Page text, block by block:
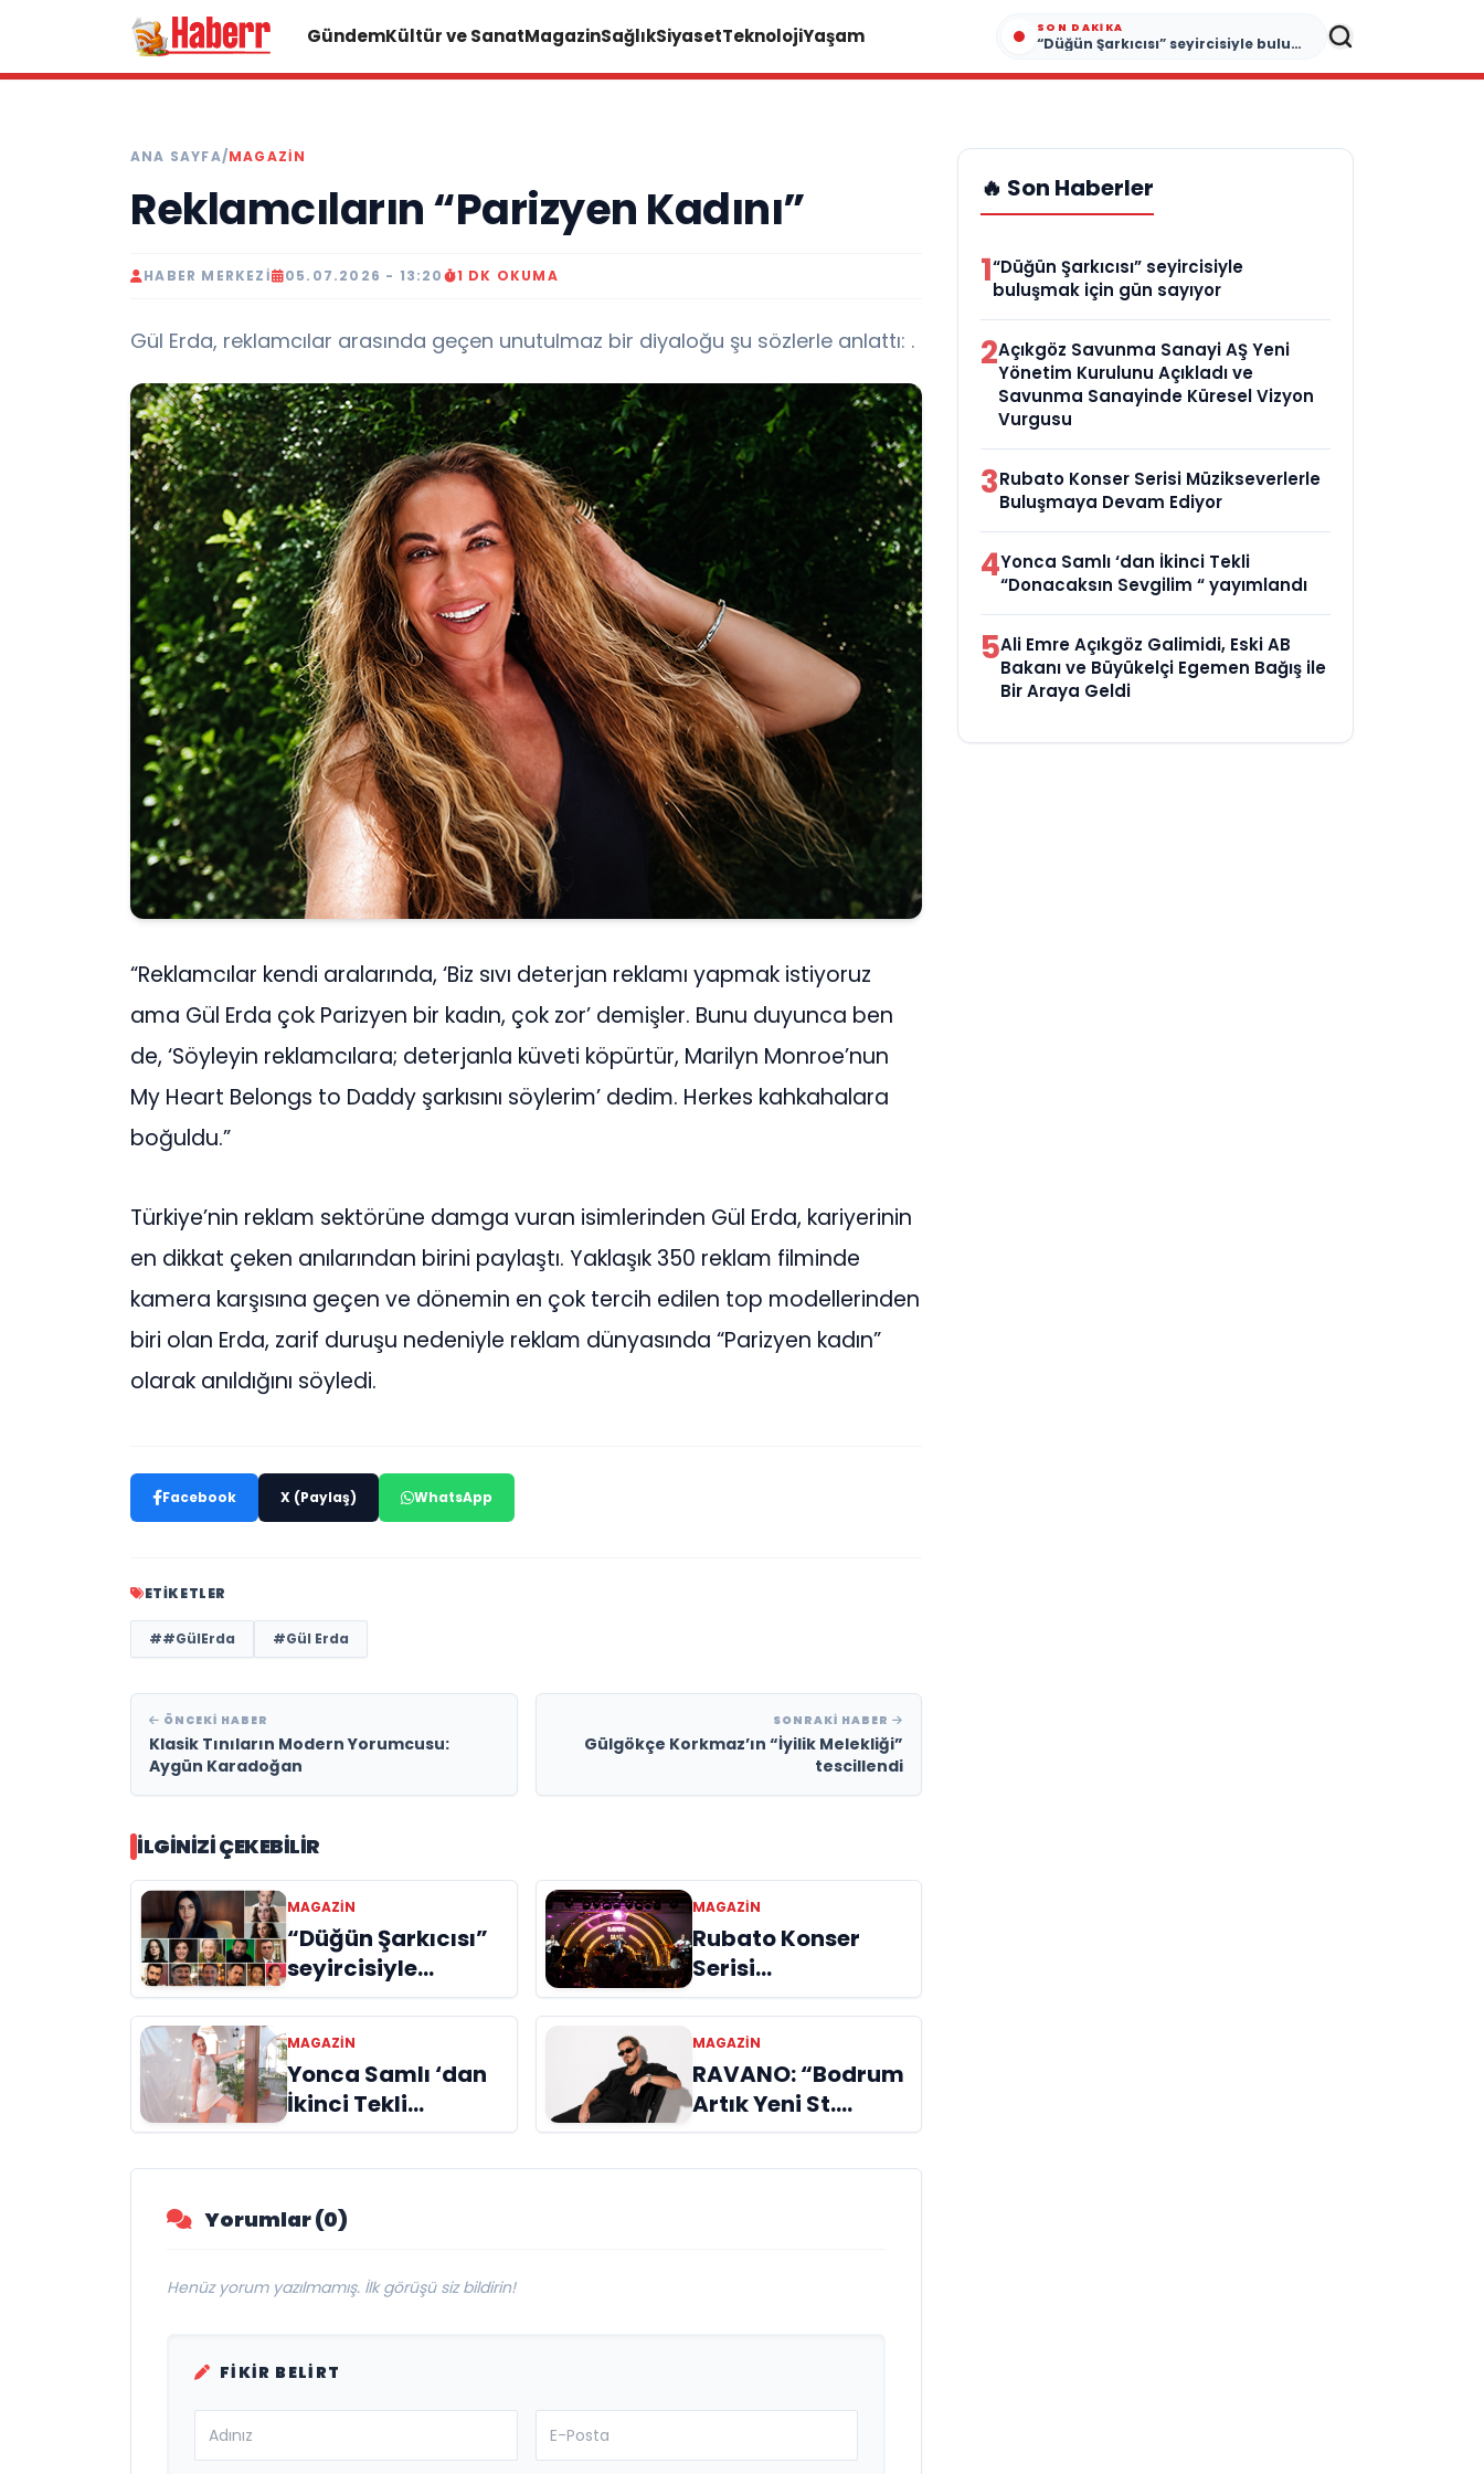
GündemKültür ve SanatMagazinSağlıkSiyasetTeknolojiYaşam SON DAKIKA
“Düğün Şarkıcısı” seyircisiyle buluşmak için gün sayıyor
ANA SAYFA/MAGAZIN
Reklamcıların “Parizyen Kadını”
HABER MERKEZI 05.07.2026 - 13:20 1 DK OKUMA
Gül Erda, reklamcılar arasında geçen unutulmaz bir diyaloğu şu sözlerle anlattı: .
“Reklamcılar kendi aralarında, ‘Biz sıvı deterjan reklamı yapmak istiyoruz
ama Gül Erda çok Parizyen bir kadın, çok zor’ demişler. Bunu duyunca ben
de, ‘Söyleyin reklamcılara; deterjanla küveti köpürtür, Marilyn Monroe’nun
My Heart Belongs to Daddy şarkısını söylerim’ dedim. Herkes kahkahalara
boğuldu.”
Türkiye’nin reklam sektörüne damga vuran isimlerinden Gül Erda, kariyerinin
en dikkat çeken anılarından birini paylaştı. Yaklaşık 350 reklam filminde
kamera karşısına geçen ve dönemin en çok tercih edilen top modellerinden
biri olan Erda, zarif duruşu nedeniyle reklam dünyasında “Parizyen kadın”
olarak anıldığını söyledi.
Facebook X (Paylaş) WhatsApp
ETIKETLER
##GülErda #Gül Erda
ÖNCEKI HABER
Klasik Tınıların Modern Yorumcusu:
Aygün Karadoğan
SONRAKI HABER
Gülgökçe Korkmaz’ın “İyilik Melekliği”
tescillendi
İLGINIZI ÇEKEBILIR
MAGAZIN
“Düğün Şarkıcısı”
seyircisiyle
buluşmak için gün
sayıyor
MAGAZIN
Rubato Konser
Serisi
Müzikseverlerle
Buluşmaya Devam
Ediyor
MAGAZIN
Yonca Samlı ‘dan
İkinci Tekli
“Donacaksın
Sevgilim “
MAGAZIN
RAVANO: “Bodrum
Artık Yeni St.
Tropez Değil, Kendi
Başına Bir
Yorumlar (0)
Henüz yorum yazılmamış. İlk görüşü siz bildirin!
FIKIR BELIRT
🔥 Son Haberler
1“Düğün Şarkıcısı” seyircisiyle
buluşmak için gün sayıyor
2Açıkgöz Savunma Sanayi AŞ Yeni
Yönetim Kurulunu Açıkladı ve
Savunma Sanayinde Küresel Vizyon
Vurgusu
3Rubato Konser Serisi Müzikseverlerle
Buluşmaya Devam Ediyor
4Yonca Samlı ‘dan İkinci Tekli
“Donacaksın Sevgilim “ yayımlandı
5Ali Emre Açıkgöz Galimidi, Eski AB
Bakanı ve Büyükelçi Egemen Bağış ile
Bir Araya Geldi